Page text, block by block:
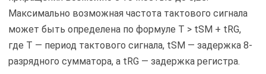
Максимально возможная частота тактового сигнала
может быть определена по формуле T > tSM + tRG,
где Т — период тактового сигнала, tSM — задержка 8-
разрядного сумматора, а tRG — задержка регистра.